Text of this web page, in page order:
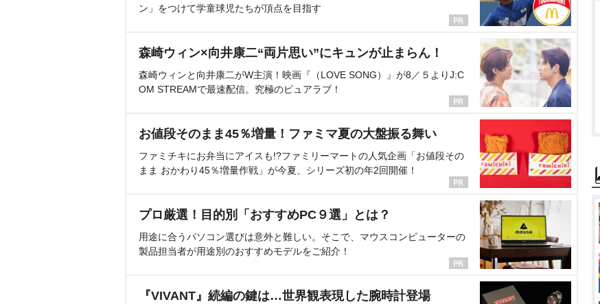
ン」をつけて学童球児たちが頂点を目指す
森崎ウィン×向井康二“両片思い”にキュンが止まらん！
森崎ウィンと向井康二がW主演！映画『（LOVE SONG）』が8／５よりJ:C
OM STREAMで最速配信。究極のピュアラブ！
お値段そのまま45％増量！ファミマ夏の大盤振る舞い
ファミチキにお弁当にアイスも!?ファミリーマートの人気企画「お値段その
まま おかわり45％増量作戦」が今夏、シリーズ初の年2回開催！
プロ厳選！目的別「おすすめPC９選」とは？
用途に合うパソコン選びは意外と難しい。そこで、マウスコンピューターの
製品担当者が用途別のおすすめモデルをご紹介！
『VIVANT』続編の鍵は…世界観表現した腕時計登場